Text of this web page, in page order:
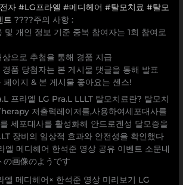
자 #LG프라엘 #메디헤어 #탈모치료 #탈모
트 ????주의 사항 :
개인 정보 기준 중복 참여자는 1회 참여로
으로 추첨을 통해 경품 지급
품 당첨자는 본 게시물 댓글을 통해 발표
이지 & 본 게시물 좋아요는 센스!